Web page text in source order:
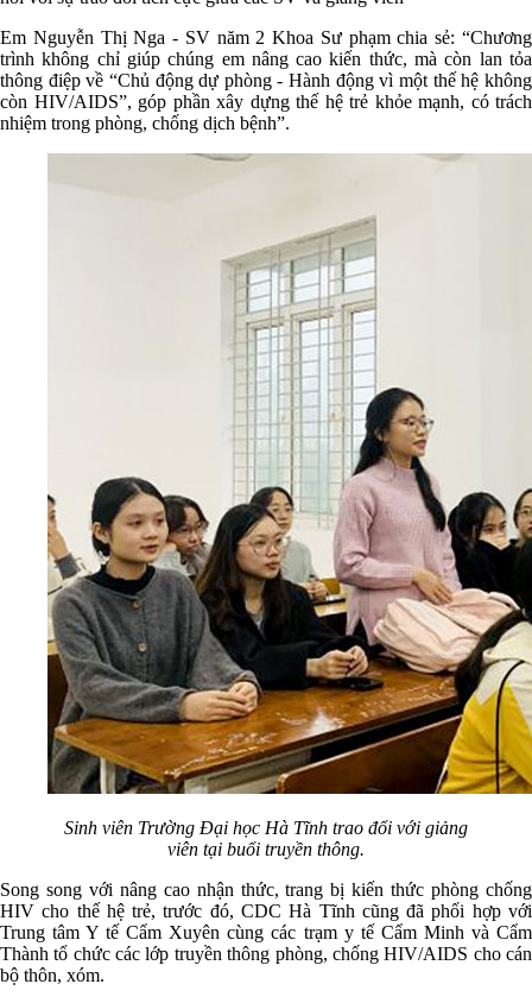
Em Nguyễn Thị Nga - SV năm 2 Khoa Sư phạm chia sẻ: “Chương
trình không chỉ giúp chúng em nâng cao kiến thức, mà còn lan tỏa
thông điệp về “Chủ động dự phòng - Hành động vì một thế hệ không
còn HIV/AIDS”, góp phần xây dựng thế hệ trẻ khỏe mạnh, có trách
nhiệm trong phòng, chống dịch bệnh”.
Sinh viên Trường Đại học Hà Tĩnh trao đổi với giảng
viên tại buổi truyền thông.
Song song với nâng cao nhận thức, trang bị kiến thức phòng chống
HIV cho thế hệ trẻ, trước đó, CDC Hà Tĩnh cũng đã phối hợp với
Trung tâm Y tế Cẩm Xuyên cùng các trạm y tế Cẩm Minh và Cẩm
Thành tổ chức các lớp truyền thông phòng, chống HIV/AIDS cho cán
bộ thôn, xóm.